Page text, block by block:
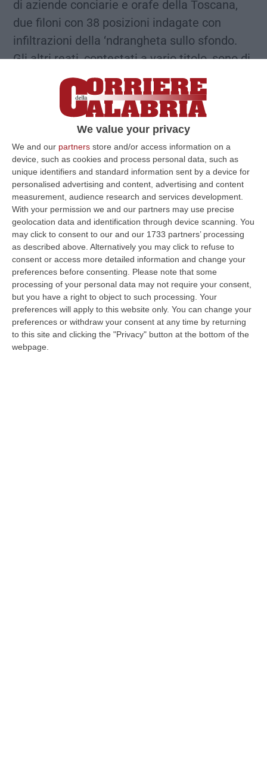
We value your privacy
We and our partners store and/or access information on a
device, such as cookies and process personal data, such as
unique identifiers and standard information sent by a device for
personalised advertising and content, advertising and content
measurement, audience research and services development.
With your permission we and our partners may use precise
geolocation data and identification through device scanning. You
may click to consent to our and our 1733 partners’ processing
as described above. Alternatively you may click to refuse to
consent or access more detailed information and change your
preferences before consenting.
Please note that some
processing of your personal data may not require your consent,
but you have a right to object to such processing. Your
preferences will apply to this website only. You can change your
preferences or withdraw your consent at any time by returning
to this site and clicking the "Privacy" button at the bottom of the
webpage.
di aziende conciarie e orafe della Toscana,
due filoni con 38 posizioni indagate con
infiltrazioni della ‘ndrangheta sullo sfondo.
Gli altri reati, contestati a vario titolo, sono di
associazione a delinquere per traffico illecito
di rifiuti e inquinamento, corruzione in
materia elettorale e indebita erogazione di
fondi pubblici ai danni della pubblica
amministrazione, falso e impedimento del
controllo da parte degli organi amministrativi
e giudiziari. Un filone contiene pure episodi di
estorsione, minacce e violenza. Ci sono
imprenditori legati a cosche, esponenti
politici e dirigenti di enti pubblici. Insieme
avrebbero formato da anni un’organizzazione
per la gestione del ciclo degli scarti delle
concerie, capace di fare lobbying, pressioni
efficaci sulla Regione Toscana, sul Comune di
Santa Croce sull’Arno (Pisa) e su Arpat. Non
solo: secondo la procura antimafia avrebbero